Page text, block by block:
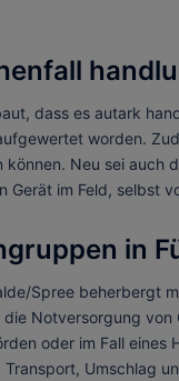
dass es autark
worden.
Neu sei auch
Gerät im Feld, selbst
in
Spree beherbergt
Notversorgung
oder im Fall
Transport, Umschlag